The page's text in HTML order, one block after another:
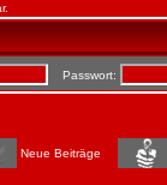
Passwort:
Neue Beiträge